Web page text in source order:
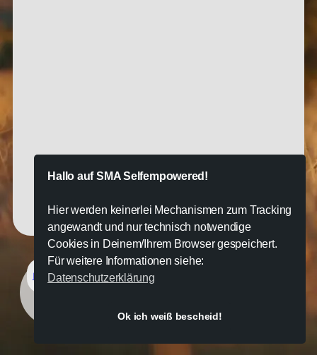
Hallo auf SMA Selfempowered!
Hier werden keinerlei Mechanismen zum Tracking
angewandt und nur technisch notwendige
Cookies in Deinem/Ihrem Browser gespeichert.
Für weitere Informationen siehe:
Datenschutzerklärung
Ok ich weiß bescheid!
ImpressumDatenschutz & Bedingungen